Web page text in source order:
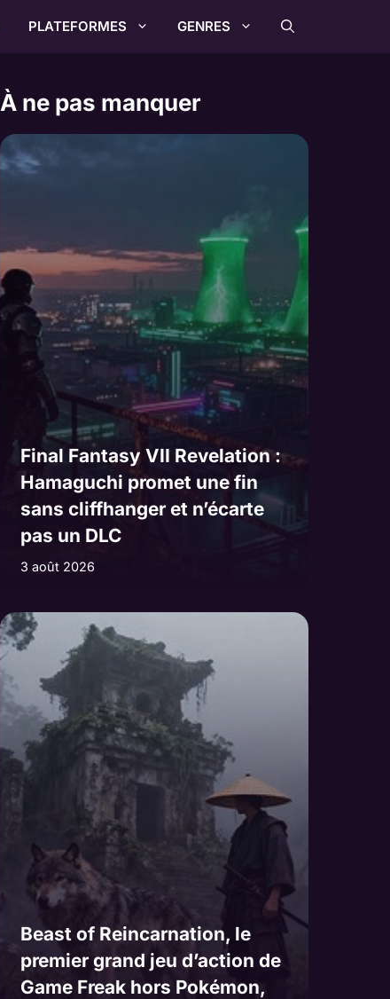
PLATEFORMES GENRES
À ne pas manquer
Final Fantasy VII Revelation :
Hamaguchi promet une fin
sans cliffhanger et n’écarte
pas un DLC
3 août 2026
Beast of Reincarnation, le
premier grand jeu d’action de
Game Freak hors Pokémon,